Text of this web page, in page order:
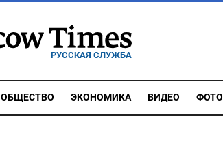
РУССКАЯ СЛУЖБА
ОБЩЕСТВО ЭКОНОМИКА ВИДЕО ФОТО